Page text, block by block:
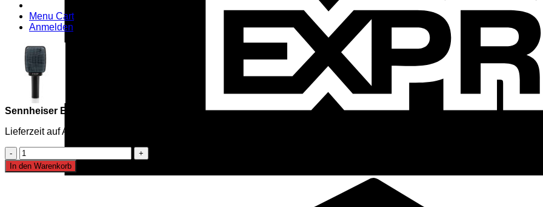
Menu Cart
Anmelden
Sennheiser E 906 Instrumentenmikrofon
Lieferzeit auf Anfrage, mehr Infos per Mail oder Telefon
Sennheiser
E
906
In den Warenkorb